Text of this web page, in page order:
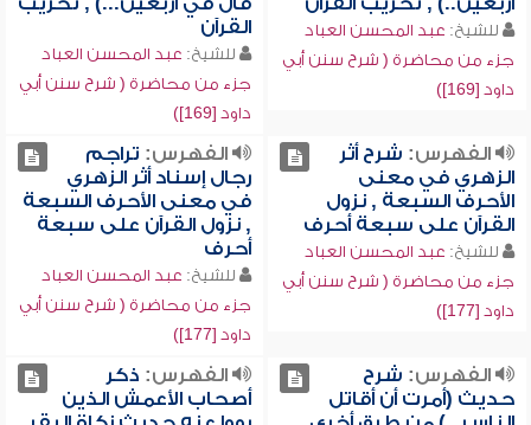
للشيخ: عبد المحسن العباد
جزء من محاضرة ( شرح سنن أبي
داود [169])
القرآن
للشيخ: عبد المحسن العباد
جزء من محاضرة ( شرح سنن أبي
داود [169])
الفهرس: شرح أثر
الزهري في معنى
الأحرف السبعة , نزول
القرآن على سبعة أحرف
للشيخ: عبد المحسن العباد
جزء من محاضرة ( شرح سنن أبي
داود [177])
الفهرس: تراجم
رجال إسناد أثر الزهري
في معنى الأحرف السبعة
, نزول القرآن على سبعة
أحرف
للشيخ: عبد المحسن العباد
جزء من محاضرة ( شرح سنن أبي
داود [177])
الفهرس: شرح
حديث (أمرت أن أقاتل
الفهرس: ذكر
أصحاب الأعمش الذين